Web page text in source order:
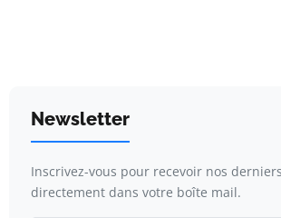
Newsletter
Inscrivez-vous pour recevoir nos
directement dans votre boîte mail.